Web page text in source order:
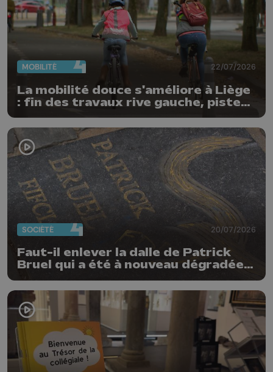
MOBILITÉ 22/07/2026
La mobilité douce s'améliore à Liège
: fin des travaux rive gauche, pistes
cyclo-piétonnes Avroy et
Guillemins...
SOCIÉTÉ 20/07/2026
Faut-il enlever la dalle de Patrick
Bruel qui a été à nouveau dégradée ?